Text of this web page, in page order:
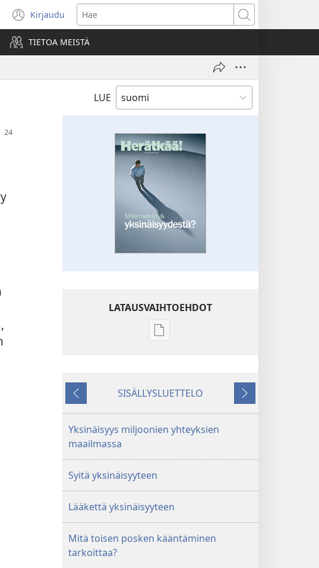
Kirjaudu
(avaa
uuden
ikkunan)
Hae
TIETOA MEISTÄ
LUE
LATAUSVAIHTOEHDOT
Julkaisujen
Edellinen
SISÄLLYSLUETTELO
Seuraava
Yksinäisyys miljoonien yhteyksien
maailmassa
Syitä yksinäisyyteen
Lääkettä yksinäisyyteen
Mitä toisen posken kääntäminen
tarkoittaa?